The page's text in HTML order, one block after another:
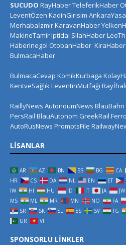
SUCUDO RayHaberTeleferikHaber
LeventÖzen KadinGirisim
MerhabaİzmirKaravanHaber
MakineTamirIptidai SilahHaber
HaberInegol OtobanHaber KiraHaber
BulmacaHaber
BulmacaCevap KomikKurbaga
KentveSağlıkLeventinMutfağı
RaillyNews AutonoumNews BlauBahn
PersRail BlauAutonom GreekRail
AutoRusNews PromptsFile
LISANLAR
AR AZ BN BS BG CA
HR
CS DA NL EN ET
IW
HI HU ID IT JA JW
MS
ML MR MN NO FA
SR
SK SL ES SV TG
UR
VI
SPONSORLU LINKLER